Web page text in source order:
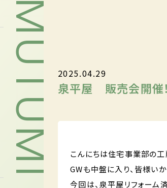
2025.04.29
泉平屋 販売会開催！
こんにちは住宅事業部の工
GWも中盤に入り、皆様い
今回は、泉平屋リフォーム